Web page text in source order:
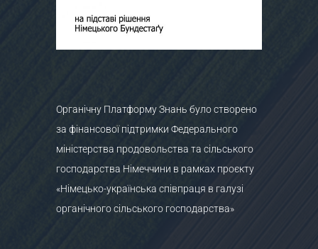
Органічну Платформу Знань було створено
за фінансової підтримки Федерального
міністерства продовольства та сільського
господарства Німеччини в рамках проєкту
«Німецько-українська співпраця в галузі
органічного сільського господарства»